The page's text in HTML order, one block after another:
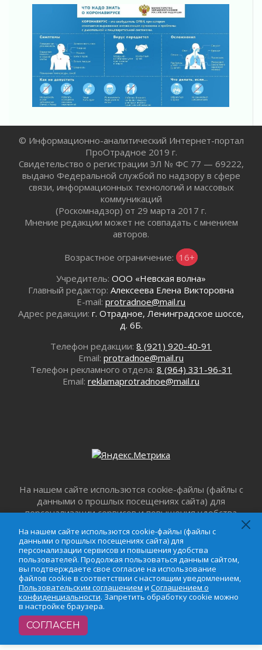
Ладога — не пруд
02 августа 2026
ПСК через Гослуслуги напомнит жителям
Ленинградской области о неоплаченных
счетах
02 августа 2026
Пропавшего подростка нашли в Кировском
районе Ленобласти
02 августа 2026
Жителям Ленобласти напомнили, как
действовать при укусе клеща
В Ивангороде назвали новых почетных
граждан Ленинградской области
02 августа 2026
Готовность №1
02 августа 2026
Километровые столбы «Дороги жизни»
02 августа 2026
Ленобласть внедрила передовую подготовку
операторов БПЛА
02 августа 2026
В Ивангороде появилась «Избушка-
Юхла, мука, кантеле и Водяной
01 августа 2026
Лето катится с горки
Лето без гаджетов
01 августа 2026
Безмолвный крик о помощи
В музей всей семьёй
01 августа 2026
Без заявлений и очередей
01 августа 2026
Не женское это дело...уверены?
01 августа 2026
Все силы в кулак
01 августа 2026
Айда на пляж!
© Информационно-аналитический Интернет-портал
ПроОтрадное 2019 г.
Свидетельство о регистрации ЭЛ № ФС 77 — 69222,
выдано Федеральной службой по надзору в сфере
связи, информационных технологий и массовых
коммуникаций
(Роскомнадзор) от 29 марта 2017 г.
Мнение редакции может не совпадать с мнением
авторов.
Возрастное ограничение: 16+
Учредитель: ООО «Невская волна»
Главный редактор: Алексеева Елена Викторовна
E-mail: protradnoe@mail.ru
Адрес редакции: г. Отрадное, Ленинградское шоссе,
д. 6Б.
Телефон редакции: 8 (921) 920-40-91
Email: protradnoe@mail.ru
Телефон рекламного отдела: 8 (964) 331-96-31
Email: reklamaprotradnoe@mail.ru
На нашем сайте использются cookie-файлы (файлы с
данными о прошлых посещениях сайта) для
персонализации сервисов и повышения удобства
сайтом, вы подтверждаете свое согласие на
использование файлов cookie в соответствии с
настоящим уведомлением,Пользовательским
соглашениемиСоглашением о
конфиденциальности. Запретить обработку cookie
можно в настройке браузера.
На нашем сайте использются cookie-файлы (файлы с
данными о прошлых посещениях сайта) для
персонализации сервисов и повышения удобства
пользователей. Продолжая пользоваться данным сайтом,
вы подтверждаете свое согласие на использование
файлов cookie в соответствии с настоящим уведомлением,
Пользовательским соглашением и Соглашением о
конфиденциальности. Запретить обработку cookie можно
в настройке браузера.
СОГЛАСЕН